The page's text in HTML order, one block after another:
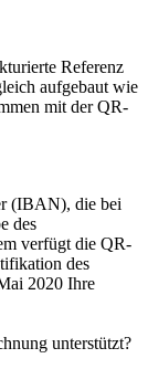
Referenz
aufgebaut wie
mit der QR-
(IBAN), die bei
des
verfügt die QR-
des
2020 Ihre
unterstützt?